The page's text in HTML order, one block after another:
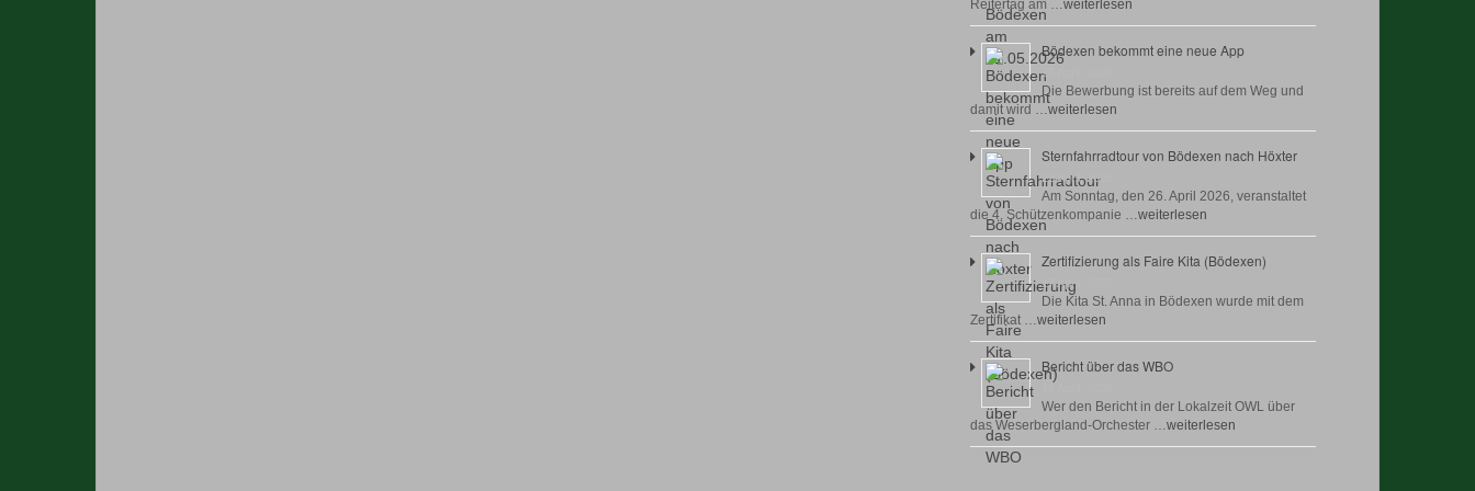
Reitertag am …weiterlesen
Bödexen bekommt eine neue App
28 April, 2026
Die Bewerbung ist bereits auf dem Weg und
damit wird …weiterlesen
Sternfahrradtour von Bödexen nach Höxter
23 April, 2026
Am Sonntag, den 26. April 2026, veranstaltet
die 4. Schützenkompanie …weiterlesen
Zertifizierung als Faire Kita (Bödexen)
17 April, 2026
Die Kita St. Anna in Bödexen wurde mit dem
Zertifikat …weiterlesen
Bericht über das WBO
Wer den Bericht in der Lokalzeit OWL über
das Weserbergland-Orchester …weiterlesen